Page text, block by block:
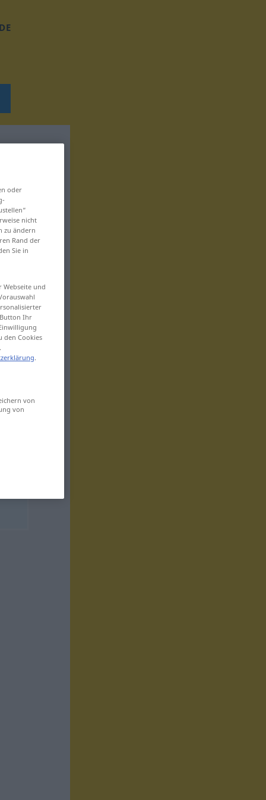
DE
oder
nicht
zu ändern
Rand der
Sie in
und
Ihr
den Cookies
.
von
von